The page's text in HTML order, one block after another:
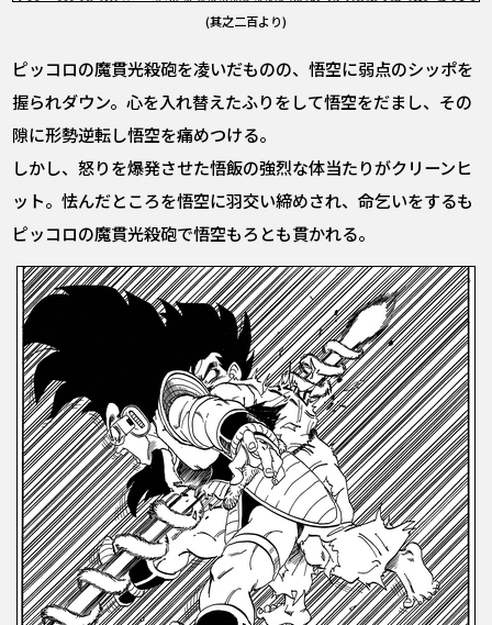
(其之二百より)
ピッコロの魔貫光殺砲を凌いだものの、悟空に弱点のシッポを
握られダウン。心を入れ替えたふりをして悟空をだまし、その
隙に形勢逆転し悟空を痛めつける。
しかし、怒りを爆発させた悟飯の強烈な体当たりがクリーンヒ
ット。怯んだところを悟空に羽交い締めされ、命乞いをするも
ピッコロの魔貫光殺砲で悟空もろとも貫かれる。